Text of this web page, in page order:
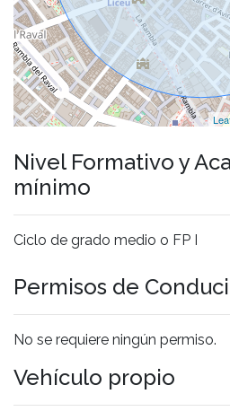
Nivel Formativo y
mínimo
Ciclo de grado medio o FP I
Permisos de
No se requiere ningún permiso.
Vehículo propio